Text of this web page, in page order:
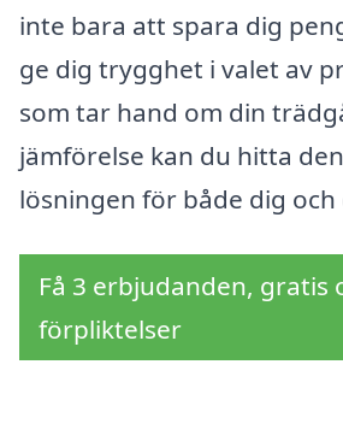
inte bara att spara dig
ge dig trygghet i valet av
som tar hand om din
jämförelse kan du hitta
lösningen för både dig och
Få 3 erbjudanden, gratis
förpliktelser